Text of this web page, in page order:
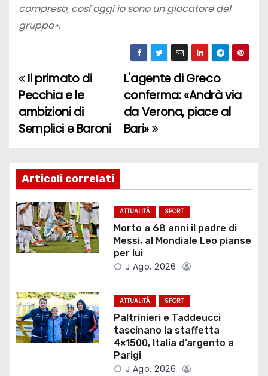
compreso, così oggi io sono un giocatore del
gruppo».
N
a
v
g
a
z
i
n
e
L'agente di Greco
conferma: «Andrà via
da Verona, piace al
Bari»
Il primato di
Pecchia e le
ambizioni di
Semplici e Baroni
Articoli correlati
ATTUALITÀ SPORT
Morto a 68 anni il padre di
Messi, al Mondiale Leo pianse
per lui
J Ago, 2026
ATTUALITÀ SPORT
Paltrinieri e Taddeucci
tascinano la staffetta
4×1500, Italia d’argento a
Parigi
J Ago, 2026